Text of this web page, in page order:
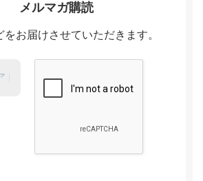
メルマガ購読
をお届けさせていただきます。